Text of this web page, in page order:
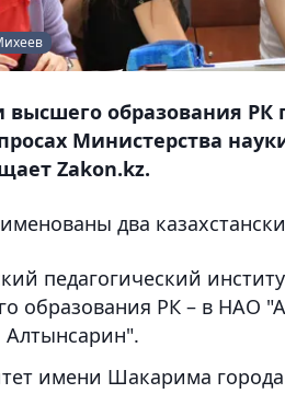
образования РК
Министерства
Zakon.kz.
два
педагогический
образования РК – в НАО
имени Шакарима